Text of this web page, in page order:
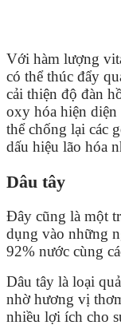
Với hàm lượng
có thể thúc đẩy
cải thiện độ đàn
oxy hóa hiện diện
thể chống lại các
dấu hiệu lão hóa
Dâu tây
Đây cũng là một
dụng vào những
92% nước cùng
Dâu tây là loại
nhờ hương vị
nhiều lợi ích cho